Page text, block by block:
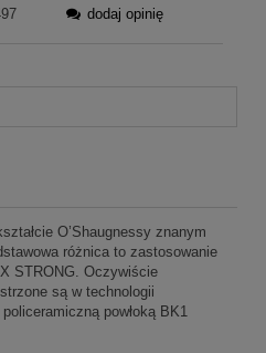
dodaj opinię
kosztów płatności
O’Shaugnessy znanym
różnica to zastosowanie
STRONG. Oczywiście
są w technologii
powłoką BK1